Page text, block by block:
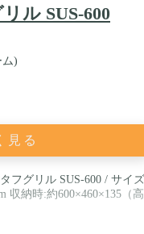
ル SUS-600
)
見る
フグリル SUS-600 / サイ
収納時:約600×460×135（高